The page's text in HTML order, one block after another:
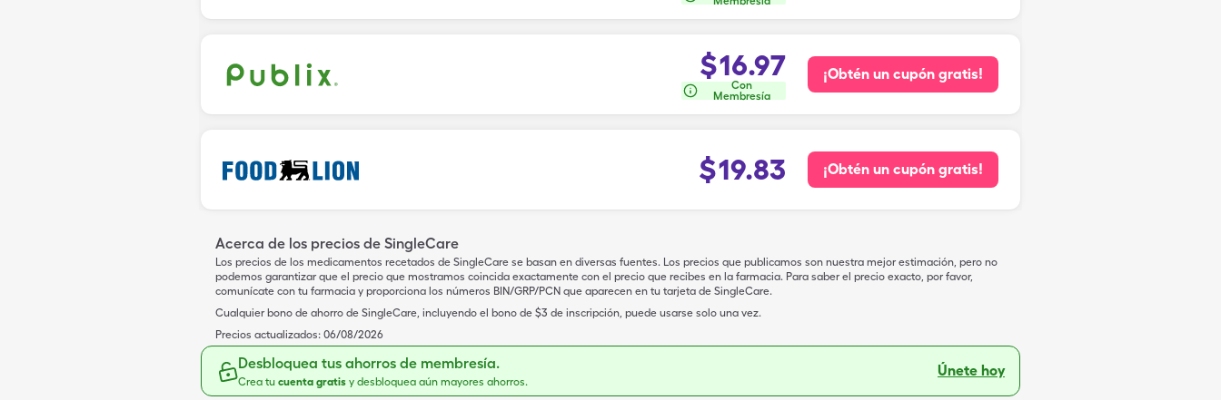
$16.97
Con
Membresía
¡Obtén un cupón gratis!
$19.83 ¡Obtén un cupón gratis!
Acerca de los precios de SingleCare
Los precios de los medicamentos recetados de SingleCare se basan en diversas fuentes. Los precios que publicamos son nuestra mejor estimación, pero no
podemos garantizar que el precio que mostramos coincida exactamente con el precio que recibes en la farmacia. Para saber el precio exacto, por favor,
comunícate con tu farmacia y proporciona los números BIN/GRP/PCN que aparecen en tu tarjeta de SingleCare.
Cualquier bono de ahorro de SingleCare, incluyendo el bono de $3 de inscripción, puede usarse solo una vez.
Precios actualizados: 06/08/2026
Desbloquea tus ahorros de membresía.
Crea tu cuenta gratis y desbloquea aún mayores ahorros.
Únete hoy